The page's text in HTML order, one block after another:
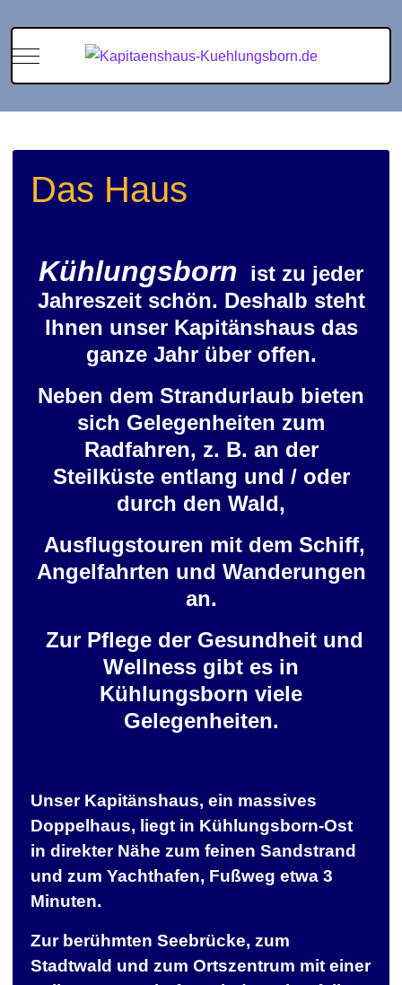
Mobile Menu Toggle
Das Haus
Kühlungsborn ist zu jeder
Jahreszeit schön. Deshalb steht
Ihnen unser Kapitänshaus das
ganze Jahr über offen.
Neben dem Strandurlaub bieten
sich Gelegenheiten zum
Radfahren, z. B. an der
Steilküste entlang und / oder
durch den Wald,
Ausflugstouren mit dem Schiff,
Angelfahrten und Wanderungen
an.
Zur Pflege der Gesundheit und
Wellness gibt es in
Kühlungsborn viele
Gelegenheiten.
Unser Kapitänshaus, ein massives
Doppelhaus, liegt in Kühlungsborn-Ost
in direkter Nähe zum feinen Sandstrand
und zum Yachthafen, Fußweg etwa 3
Minuten.
Zur berühmten Seebrücke, zum
Stadtwald und zum Ortszentrum mit einer